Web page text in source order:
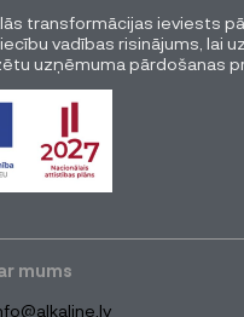
transformācijas ieviests
vadības risinājums, lai
uzņēmuma pārdošanas
mums